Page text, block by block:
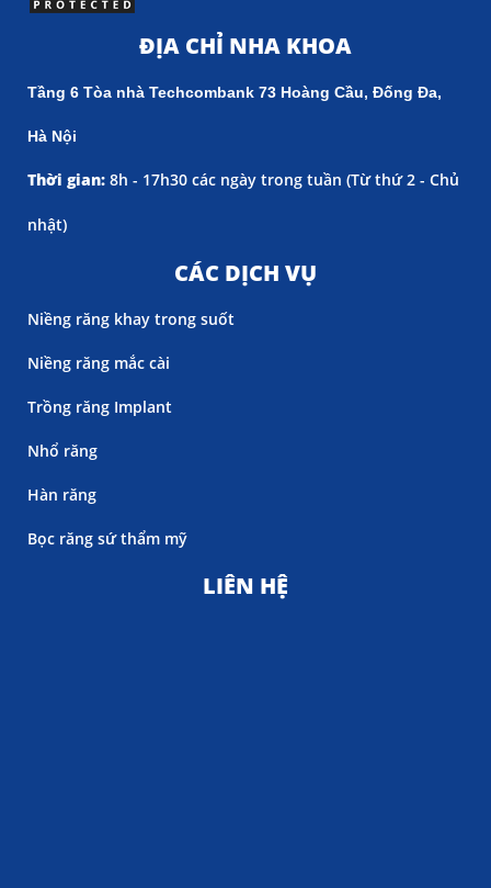
ĐỊA CHỈ NHA KHOA
Tầng 6 Tòa nhà Techcombank 73 Hoàng Cầu, Đống Đa,
Hà Nội
Thời gian: 8h - 17h30 các ngày trong tuần (Từ thứ 2 - Chủ
nhật)
CÁC DỊCH VỤ
Niềng răng khay trong suốt
Niềng răng mắc cài
Trồng răng Implant
Nhổ răng
Hàn răng
Bọc răng sứ thẩm mỹ
LIÊN HỆ